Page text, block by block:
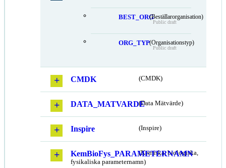
BEST_ORG(Beställarorganisation)
Public draft
ORG_TYP(Organisationstyp)
Public draft
CMDK (CMDK)
DATA_MATVARDE(Data Mätvärde)
Inspire (Inspire)
KemBioFys_PARAMETERNAMN
(Kemiska, biologiska,
fysikaliska parameternamn)